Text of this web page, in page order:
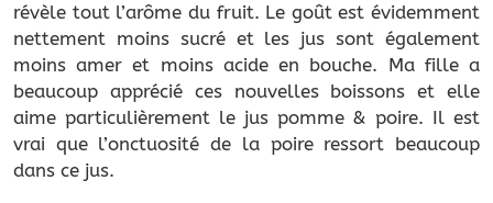
révèle tout l’arôme du fruit. Le goût est évidemment
nettement moins sucré et les jus sont également
moins amer et moins acide en bouche. Ma fille a
beaucoup apprécié ces nouvelles boissons et elle
aime particulièrement le jus pomme & poire. Il est
vrai que l’onctuosité de la poire ressort beaucoup
dans ce jus.